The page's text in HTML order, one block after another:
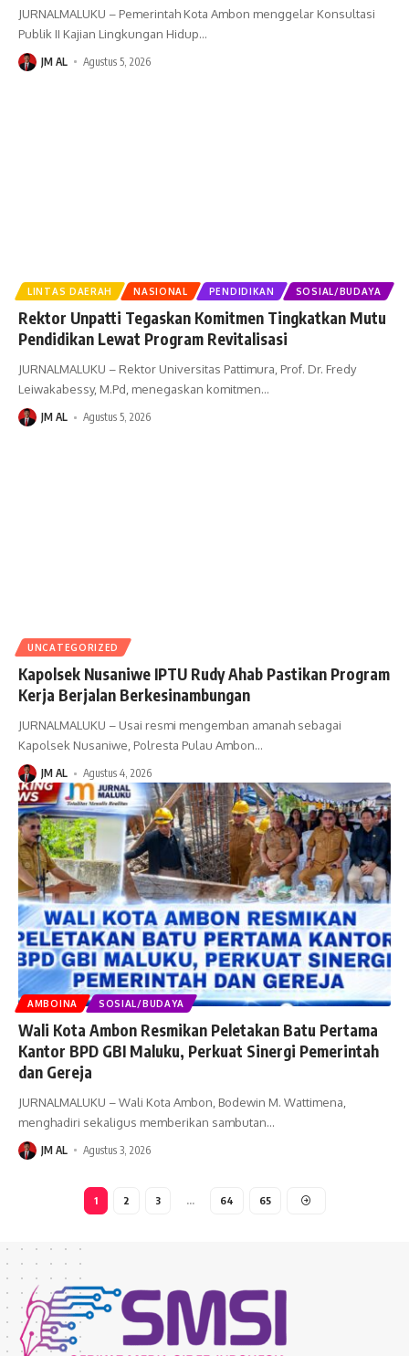
JURNALMALUKU – Pemerintah Kota Ambon menggelar Konsultasi
Publik II Kajian Lingkungan Hidup…
JM AL Agustus 5, 2026
LINTAS DAERAH NASIONAL PENDIDIKAN SOSIAL/BUDAYA
Rektor Unpatti Tegaskan Komitmen Tingkatkan Mutu
Pendidikan Lewat Program Revitalisasi
JURNALMALUKU – Rektor Universitas Pattimura, Prof. Dr. Fredy
Leiwakabessy, M.Pd, menegaskan komitmen…
JM AL Agustus 5, 2026
UNCATEGORIZED
Kapolsek Nusaniwe IPTU Rudy Ahab Pastikan Program
Kerja Berjalan Berkesinambungan
JURNALMALUKU – Usai resmi mengemban amanah sebagai
Kapolsek Nusaniwe, Polresta Pulau Ambon…
JM AL Agustus 4, 2026
AMBOINA SOSIAL/BUDAYA
Wali Kota Ambon Resmikan Peletakan Batu Pertama
Kantor BPD GBI Maluku, Perkuat Sinergi Pemerintah
dan Gereja
JURNALMALUKU – Wali Kota Ambon, Bodewin M. Wattimena,
menghadiri sekaligus memberikan sambutan…
JM AL Agustus 3, 2026
1 2 3 … 64 65